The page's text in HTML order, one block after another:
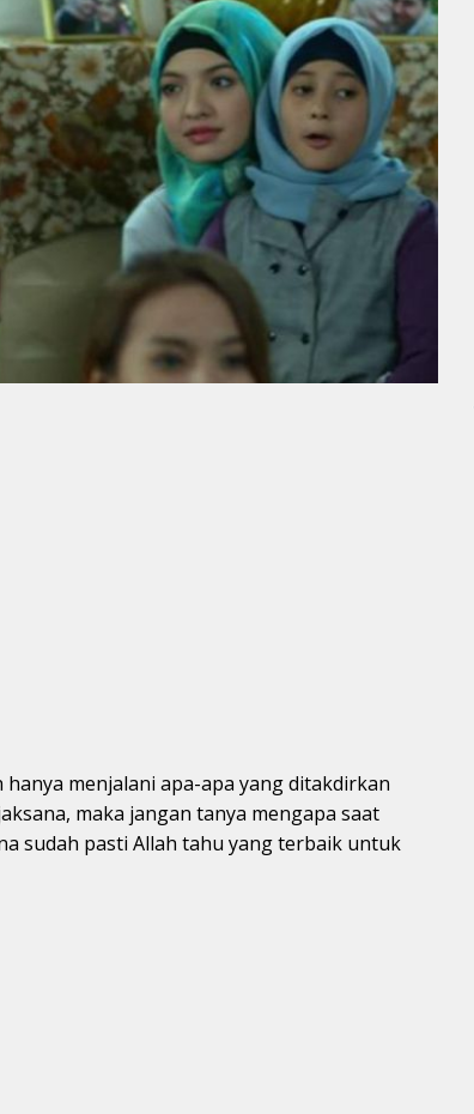
menjalani apa-apa yang ditakdirkan
maka jangan tanya mengapa saat
sudah pasti Allah tahu yang terbaik untuk